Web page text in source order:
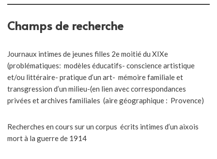
Champs de recherche
Journaux intimes de jeunes filles 2e moitié du XIXe
(problématiques: modèles éducatifs- conscience artistique
et/ou littéraire- pratique d’un art- mémoire familiale et
transgression d’un milieu-(en lien avec correspondances
privées et archives familiales (aire géographique : Provence)
Recherches en cours sur un corpus écrits intimes d’un aixois
mort à la guerre de 1914